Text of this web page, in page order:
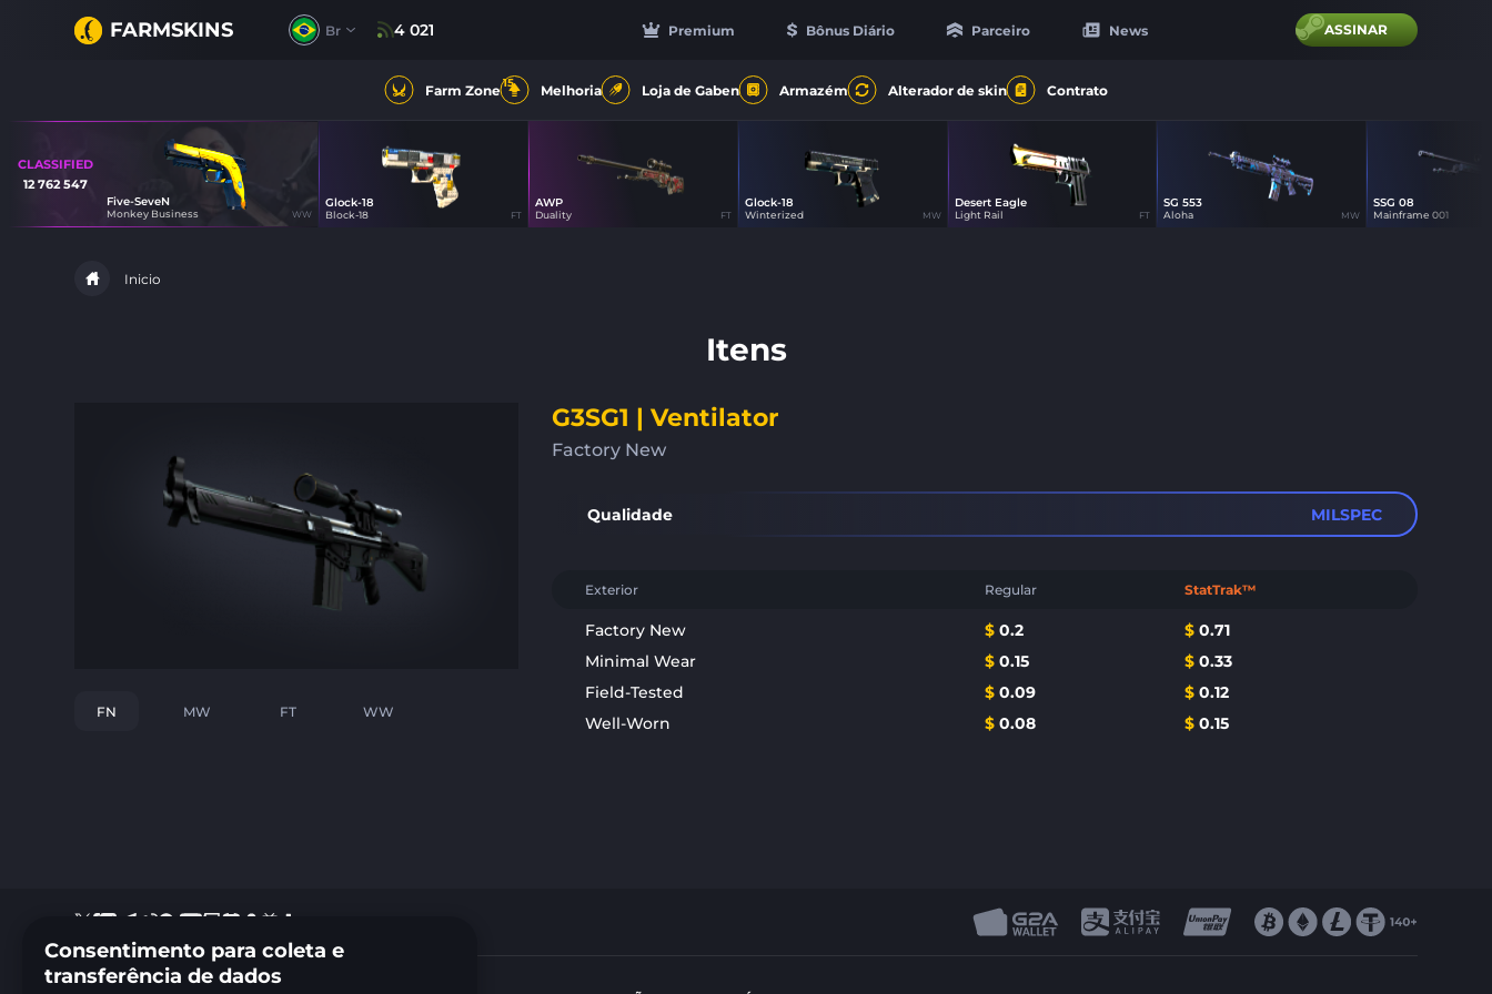
FARMSKINS Premium Bônus Diário Parceiro News
Br 4 021 ASSINAR
Farm Zone15 Melhoria Loja de Gaben Armazém Alterador de skin Contrato
CLASSIFIED
12 762 547
Five-SeveN
Monkey Business WW
39
Glock-18
Block-18 FT
AWP
Duality FT
Glock-18
Winterized MW
Desert Eagle
Light Rail FT
SG 553
Aloha MW 34
SSG 08
Mainframe 001
Inicio
Itens
FN MW FT WW
G3SG1 | Ventilator
Factory New
Qualidade MILSPEC
Exterior Regular StatTrak™
Factory New $ 0.2 $ 0.71
Minimal Wear
$ 0.15 $ 0.33
Field-Tested
$ 0.09 $ 0.12
Well-Worn
$ 0.08 $ 0.15
Consentimento para coleta e
transferência de dados